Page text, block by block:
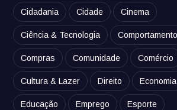
Cidadania Cidade Cinema
Ciência & Tecnologia Comportamento
Compras Comunidade Comércio
Cultura & Lazer Direito Economia
Educação Emprego Esporte